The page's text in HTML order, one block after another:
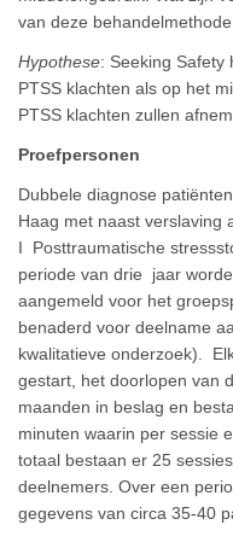
van deze
Hypothese: Seeking Safety
PTSS klachten als op het
PTSS klachten zullen
Proefpersonen
Dubbele diagnose
Haag met naast verslaving
I Posttraumatische
periode van drie jaar
aangemeld voor het
benaderd voor deelname
kwalitatieve onderzoek).
gestart, het doorlopen van
maanden in beslag en
minuten waarin per sessie
totaal bestaan er 25
deelnemers. Over een
gegevens van circa 35-40